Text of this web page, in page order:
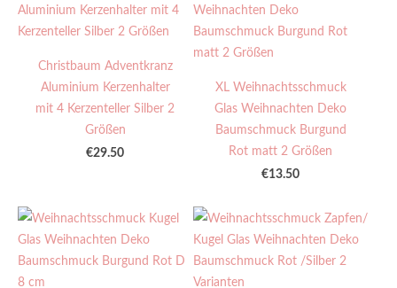
Christbaum Adventkranz
Aluminium Kerzenhalter
mit 4 Kerzenteller Silber 2
Größen
€29.50
XL Weihnachtsschmuck
Glas Weihnachten Deko
Baumschmuck Burgund
Rot matt 2 Größen
€13.50